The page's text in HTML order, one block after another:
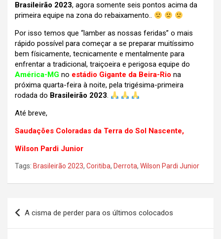
Brasileirão 2023, agora somente seis pontos acima da
primeira equipe na zona do rebaixamento..
Por isso temos que “lamber as nossas feridas” o mais
rápido possível para começar a se preparar muitíssimo
bem físicamente, tecnicamente e mentalmente para
enfrentar a tradicional, traiçoeira e perigosa equipe do
América-MG no estádio Gigante da Beira-Rio na
próxima quarta-feira à noite, pela trigésima-primeira
rodada do Brasileirão 2023.
Até breve,
Saudações Coloradas da Terra do Sol Nascente,
Wilson Pardi Junior
Tags: Brasileirão 2023, Coritiba, Derrota, Wilson Pardi Junior
Navegação
de
A cisma de perder para os últimos colocados